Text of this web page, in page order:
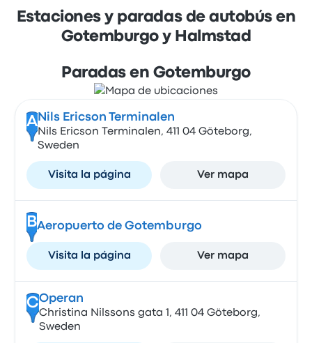
Estaciones y paradas de autobús en
Gotemburgo y Halmstad
Paradas en Gotemburgo
A Nils Ericson Terminalen
Nils Ericson Terminalen, 411 04 Göteborg,
Sweden
Visita la página Ver mapa
BAeropuerto de Gotemburgo
Visita la página Ver mapa
COperan
Christina Nilssons gata 1, 411 04 Göteborg,
Sweden